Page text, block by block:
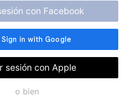
con Facebook
sesión con Apple
o bien